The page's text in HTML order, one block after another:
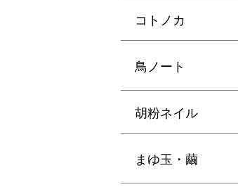
コトノカ
鳥ノート
胡粉ネイル
まゆ玉・繭